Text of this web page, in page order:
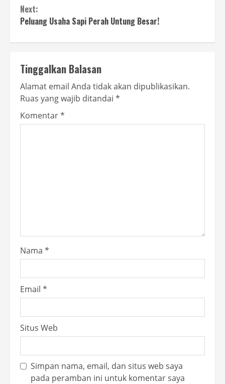
Next:
Peluang Usaha Sapi Perah Untung Besar!
Tinggalkan Balasan
Alamat email Anda tidak akan dipublikasikan.
Ruas yang wajib ditandai *
Komentar*
Nama *
Email *
Situs Web
Simpan nama, email, dan situs web saya
pada peramban ini untuk komentar saya